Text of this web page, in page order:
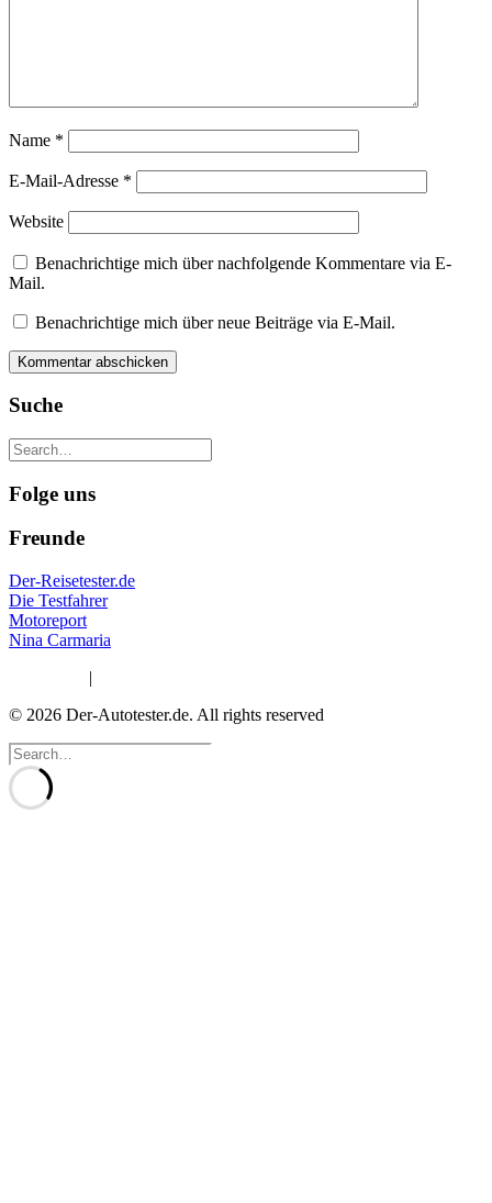
Name *
E-Mail-Adresse *
Website
Benachrichtige mich über nachfolgende Kommentare via E-
Mail.
Benachrichtige mich über neue Beiträge via E-Mail.
Suche
Folge uns
Freunde
Der-Reisetester.de
Die Testfahrer
Motoreport
Nina Carmaria
|
© 2026 Der-Autotester.de. All rights reserved